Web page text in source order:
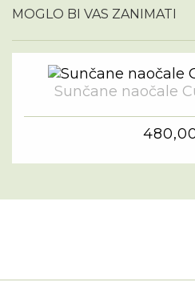
MOGLO BI VAS ZANIMATI
Sunčane naočale